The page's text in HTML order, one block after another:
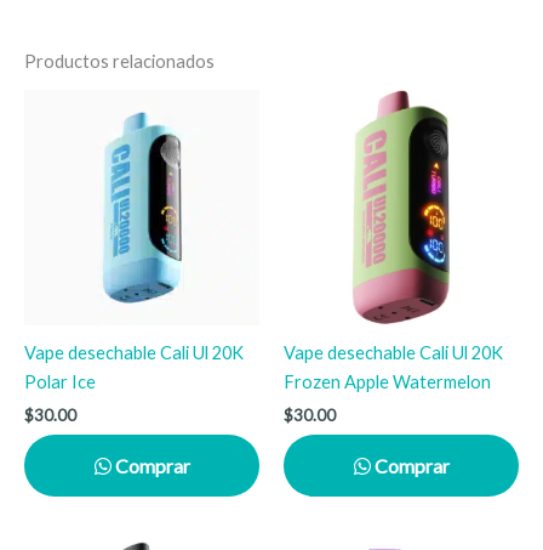
Productos relacionados
Vape desechable Cali Ul 20K
Polar Ice
$30.00
Comprar
Vape desechable Cali Ul 20K
Frozen Apple Watermelon
$30.00
Comprar